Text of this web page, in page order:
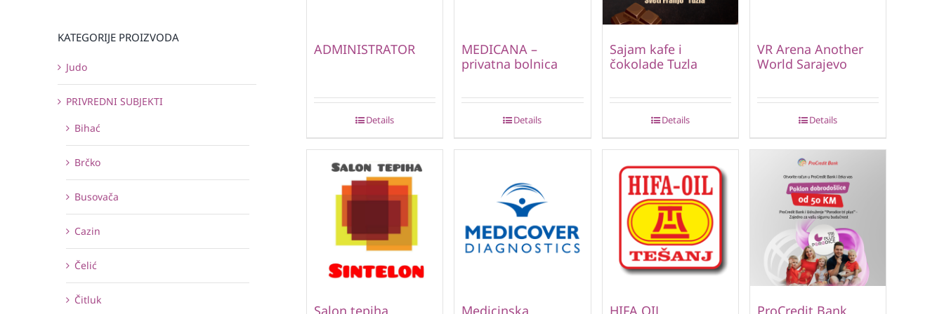
ADMINISTRATOR
Details
MEDICANA –
privatna bolnica
Details
Sajam kafe i
čokolade Tuzla
Details
VR Arena Another
World Sarajevo
Details
Salon tepiha Medicinska HIFA OIL ProCredit Bank
KATEGORIJE PROIZVODA
Judo
PRIVREDNI SUBJEKTI
Bihać
Brčko
Busovača
Cazin
Čelić
Čitluk